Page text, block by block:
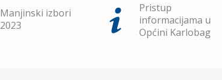
Manjinski izbori
2023
Pristup
informacijama u
Općini Karlobag